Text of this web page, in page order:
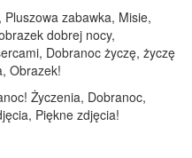
zabawka, Misie,
dobrej nocy,
Dobranoc życzę, życzę
Obrazek!
Życzenia, Dobranoc,
Piękne zdjęcia!